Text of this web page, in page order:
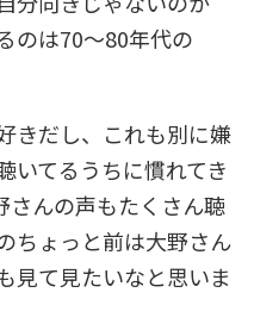
のは70～80年代の
きだし、これも別に嫌
いてるうちに慣れてき
さんの声もたくさん聴
ちょっと前は大野さん
見て見たいなと思いま